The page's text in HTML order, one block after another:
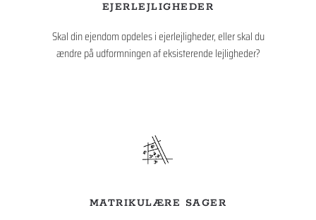
EJERLEJLIGHEDER
Skal din ejendom opdeles i ejerlejligheder, eller skal du
ændre på udformningen af eksisterende lejligheder?
MATRIKULÆRE SAGER